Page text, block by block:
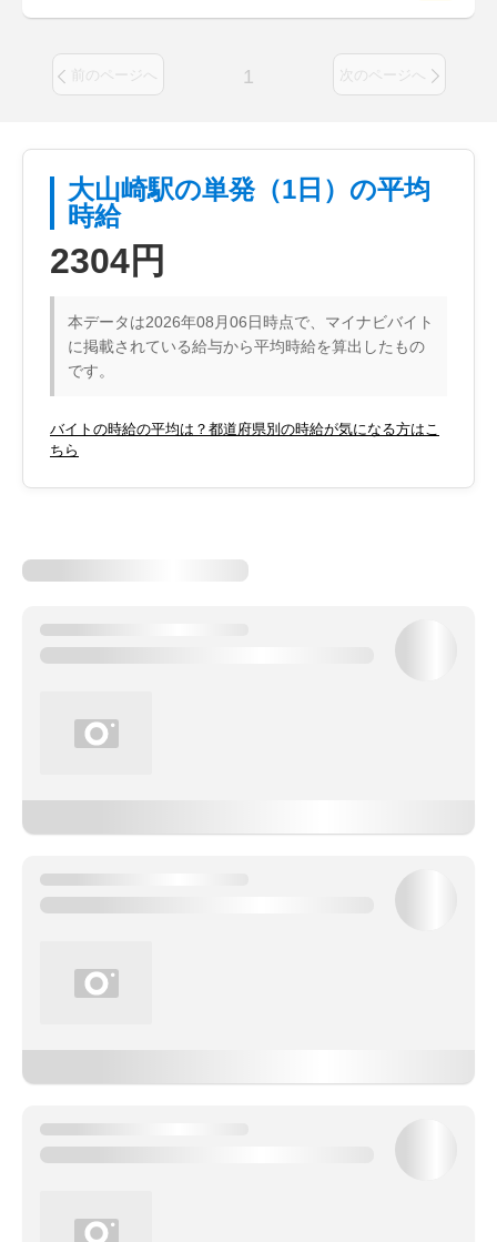
前のページへ 1 次のページへ
大山崎駅の単発（1日）の平均
時給
2304円
本データは2026年08月06日時点で、マイナビバイト
に掲載されている給与から平均時給を算出したもの
です。
バイトの時給の平均は？都道府県別の時給が気になる方はこ
ちら